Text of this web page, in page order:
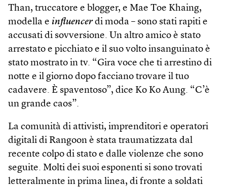
Than, truccatore e blogger, e Mae Toe Khaing,
modella e influencerdi moda – sono stati rapiti e
accusati di sovversione. Un altro amico è stato
arrestato e picchiato e il suo volto insanguinato è
stato mostrato in tv. “Gira voce che ti arrestino di
notte e il giorno dopo facciano trovare il tuo
cadavere. È spaventoso”, dice Ko Ko Aung. “C’è
un grande caos”.
La comunità di attivisti, imprenditori e operatori
digitali di Rangoon è stata traumatizzata dal
recente colpo di stato e dalle violenze che sono
seguite. Molti dei suoi esponenti si sono trovati
letteralmente in prima linea, di fronte a soldati